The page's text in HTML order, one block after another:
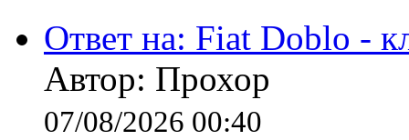
Ответ на: Fiat Doblo -
Автор: Прохор
07/08/2026 00:40